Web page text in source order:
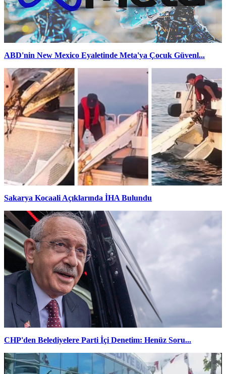
ABD'nin New Mexico Eyaletinde Meta'ya Çocuk Güvenl...
Sakarya Kocaali Açıklarında İHA Bulundu
CHP'den Belediyelere Parti İçi Denetim: Henüz Soru...